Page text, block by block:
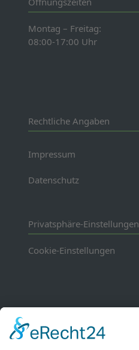
Montag – Freitag:
08:00-17:00 Uhr
Rechtliche Angaben
Impressum
Datenschutz
Privatsphäre-Einstellungen
Cookie-Einstellungen
Mitgliedschaften